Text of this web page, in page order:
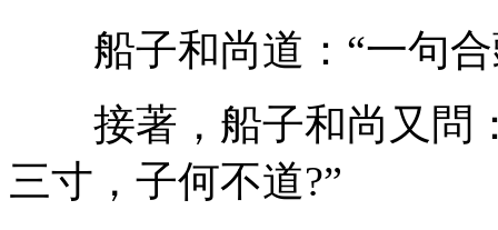
船子和尚道：“一句合
接著，船子和尚又問
三寸，子何不道?”